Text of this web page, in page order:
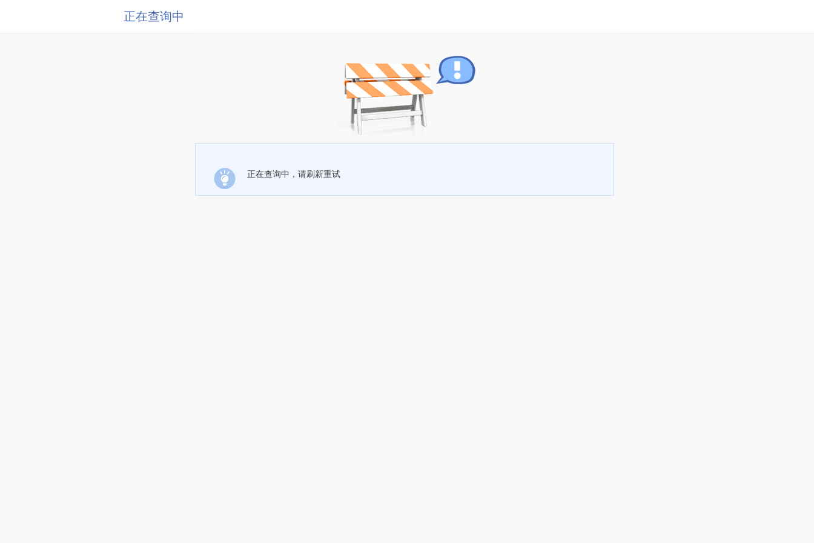
正在查询中
正在查询中，请刷新重试